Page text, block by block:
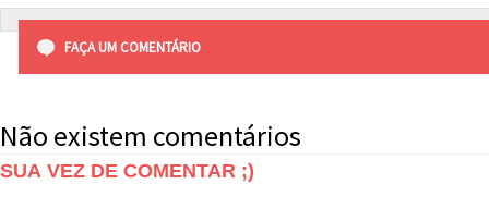
FAÇA UM COMENTÁRIO
Não existem comentários
SUA VEZ DE COMENTAR ;)